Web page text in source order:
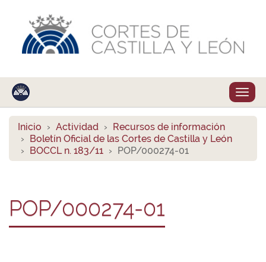
Inicio Actividad
Recursos de información
Boletín Oficial de las Cortes de Castilla y León
BOCCL n. 183/11
POP/000274-01
POP/000274-01